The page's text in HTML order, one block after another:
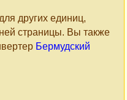
других единиц,
страницы. Вы также
Бермудский